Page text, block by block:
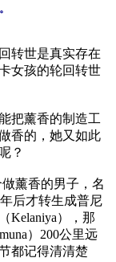
转世是真实存在
女孩的轮回转世
把薰香的制造工
香的，她又如此
？
薰香的男子，名
后才转生成普尼
Kelaniya），那
）200公里远
都记得清清楚